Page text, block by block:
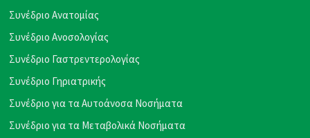
Συνέδριο Ανατομίας
Συνέδριο Ανοσολογίας
Συνέδριο Γαστρεντερολογίας
Συνέδριο Γηριατρικής
Συνέδριο για τα Αυτοάνοσα Νοσήματα
Συνέδριο για τα Μεταβολικά Νοσήματα